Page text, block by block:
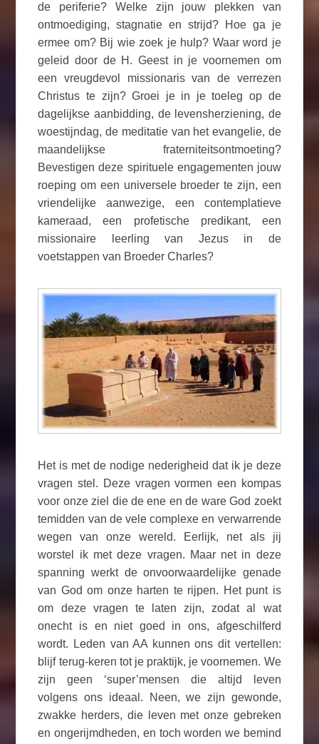
de periferie? Welke zijn jouw plekken van
ontmoediging, stagnatie en strijd? Hoe ga je
ermee om? Bij wie zoek je hulp? Waar word je
geleid door de H. Geest in je voornemen om
een vreugdevol missionaris van de verrezen
Christus te zijn? Groei je in je toeleg op de
dagelijkse aanbidding, de levensherziening, de
woestijndag, de meditatie van het evangelie, de
maandelijkse fraterniteitsontmoeting?
Bevestigen deze spirituele engagementen jouw
roeping om een universele broeder te zijn, een
vriendelijke aanwezige, een contemplatieve
kameraad, een profetische predikant, een
missionaire leerling van Jezus in de
voetstappen van Broeder Charles?
Het is met de nodige nederigheid dat ik je deze
vragen stel. Deze vragen vormen een kompas
voor onze ziel die de ene en de ware God zoekt
temidden van de vele complexe en verwarrende
wegen van onze wereld. Eerlijk, net als jij
worstel ik met deze vragen. Maar net in deze
spanning werkt de onvoorwaardelijke genade
van God om onze harten te rijpen. Het punt is
om deze vragen te laten zijn, zodat al wat
onecht is en niet goed in ons, afgeschilferd
wordt. Leden van AA kunnen ons dit vertellen:
blijf terug-keren tot je praktijk, je voornemen. We
zijn geen ‘super’mensen die altijd leven
volgens ons ideaal. Neen, we zijn gewonde,
zwakke herders, die leven met onze gebreken
en ongerijmdheden, en toch worden we bemind